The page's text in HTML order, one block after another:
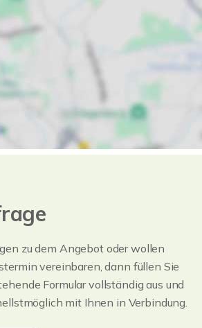
zu dem Angebot oder wollen
vereinbaren, dann füllen Sie
Formular vollständig aus und
mit Ihnen in Verbindung.